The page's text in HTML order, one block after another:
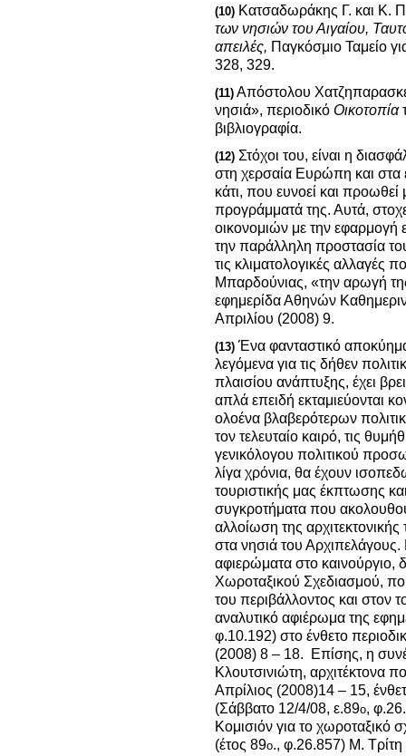
(10) Κατσαδωράκης Γ. και Κ.
των νησιών του Αιγαίου,
απειλές, Παγκόσμιο Ταμείο
328, 329.
(11) Απόστολου
νησιά», περιοδικό Οικοτοπία
βιβλιογραφία.
(12) Στόχοι του, είναι η
στη χερσαία Ευρώπη και στα
κάτι, που ευνοεί και
προγράμματά της. Αυτά,
οικονομιών με την εφαρμογή
την παράλληλη προστασία
τις κλιματολογικές αλλαγές
Μπαρδούνιας, «την αρωγή
εφημερίδα Αθηνών
Απριλίου (2008) 9.
(13) Ένα φανταστικό
λεγόμενα για τις δήθεν
πλαισίου ανάπτυξης, έχει
απλά επειδή εκταμιεύονται
ολοένα βλαβερότερων
τον τελευταίο καιρό, τις
γενικόλογου πολιτικού
λίγα χρόνια, θα έχουν
τουριστικής μας έκπτωσης
συγκροτήματα που
αλλοίωση της
στα νησιά του Αρχιπελάγους.
αφιερώματα στο καινούργιο,
Χωροταξικού Σχεδιασμού,
του περιβάλλοντος και στον
αναλυτικό αφιέρωμα της
φ.10.192) στο ένθετο
(2008) 8 – 18. Επίσης, η
Κλουτσινιώτη, αρχιτέκτονα
Απρίλιος (2008)14 – 15,
(Σάββατο 12/4/08, ε.89ο,
Κομισιόν για το χωροταξικό
(έτος 89ο., φ.26.857) Μ. Τρίτη